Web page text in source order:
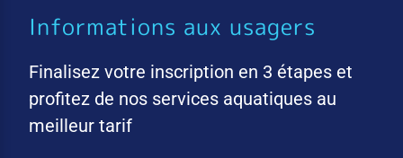
Informations aux usagers
Finalisez votre inscription en 3 étapes et
profitez de nos services aquatiques au
meilleur tarif